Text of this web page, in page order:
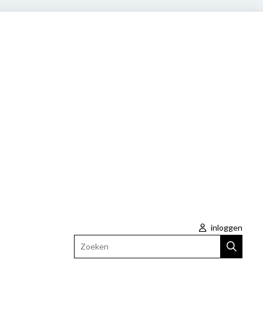
inloggen